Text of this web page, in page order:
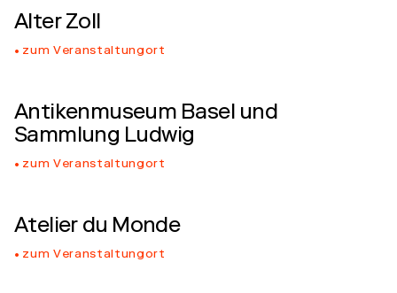
Alter Zoll
zum Veranstaltungort
Antikenmuseum Basel und
Sammlung Ludwig
zum Veranstaltungort
Atelier du Monde
zum Veranstaltungort